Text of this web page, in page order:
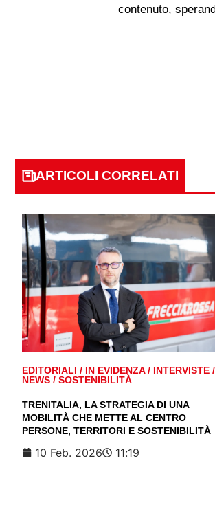
contenuto,
ARTICOLI CORRELATI
EDITORIALI / IN EVIDENZA/ INTERVISTE /
NEWS / SOSTENIBILITÀ
TRENITALIA, LA STRATEGIA DI UNA
MOBILITÀ CHE METTE AL CENTRO
PERSONE, TERRITORI E SOSTENIBILITÀ
10 Feb. 2026 11:19